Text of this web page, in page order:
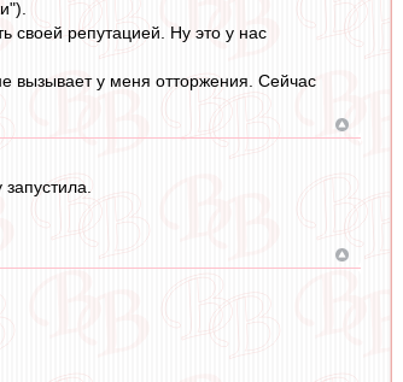
своей репутацией. Ну это у нас
вызывает у меня отторжения. Сейчас